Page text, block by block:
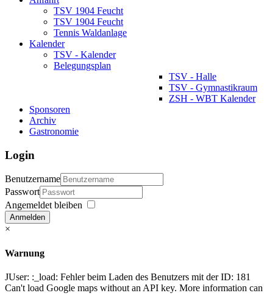
TSV 1904 Feucht
TSV 1904 Feucht
Tennis Waldanlage
Kalender
TSV - Kalender
Belegungsplan
TSV - Halle
TSV - Gymnastikraum
ZSH - WBT Kalender
Sponsoren
Archiv
Gastronomie
Login
Benutzername
Passwort
Angemeldet bleiben
Anmelden
×
Warnung
JUser: :_load: Fehler beim Laden des Benutzers mit der ID: 181
Can't load Google maps without an API key. More information